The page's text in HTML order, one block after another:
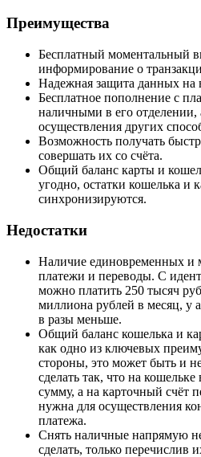
Преимущества
Бесплатный моментальный
информирование о
Надежная защита данных на
Бесплатное пополнение с
наличными в его
осуществления других
Возможность получать
совершать их со счёта.
Общий баланс карты и
угодно, остатки кошелька и
синхронизируются.
Недостатки
Наличие единовременных и
платежи и переводы. С
можно платить 250 тысяч
миллиона рублей в месяц, у
в разы меньше.
Общий баланс кошелька и
как одно из ключевых
стороны, это может быть и
сделать так, что на
сумму, а на карточный счёт
нужна для осуществления
платежа.
Снять наличные напрямую
сделать, только перечислив